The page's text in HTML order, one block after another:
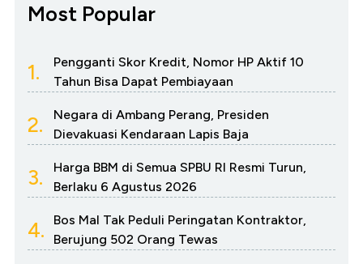
Most Popular
1.
Pengganti Skor Kredit, Nomor HP Aktif 10
Tahun Bisa Dapat Pembiayaan
2.
Negara di Ambang Perang, Presiden
Dievakuasi Kendaraan Lapis Baja
3.
Harga BBM di Semua SPBU RI Resmi Turun,
Berlaku 6 Agustus 2026
4.
Bos Mal Tak Peduli Peringatan Kontraktor,
Berujung 502 Orang Tewas